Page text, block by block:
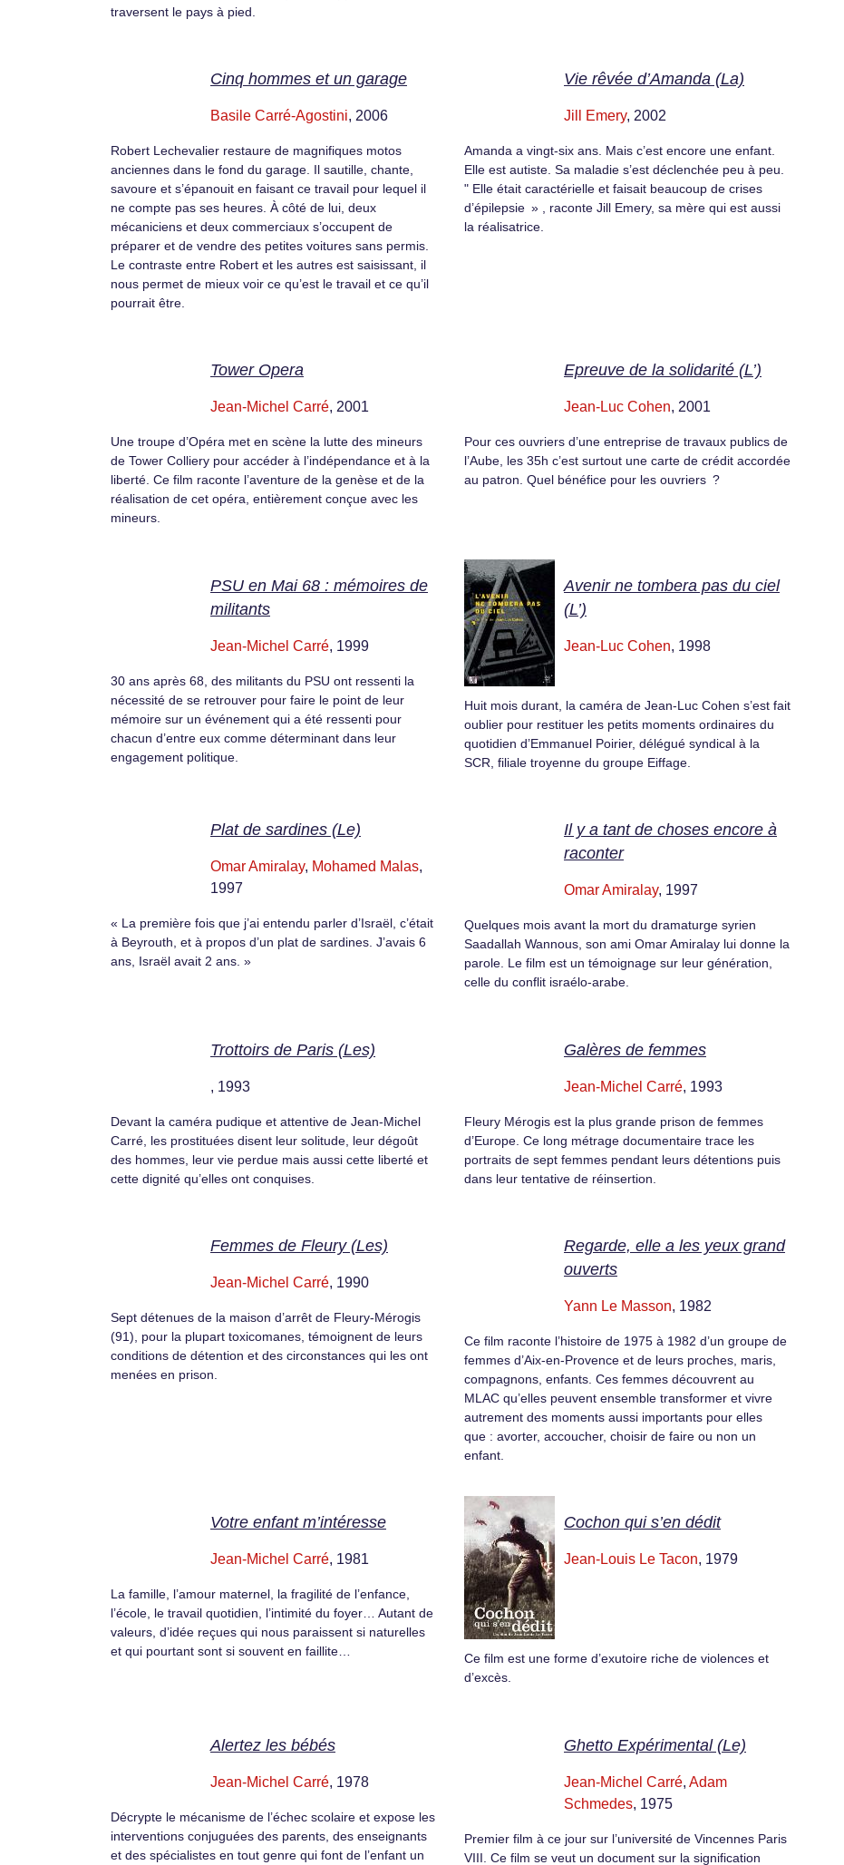
traversent le pays à pied.
Cinq hommes et un garage
Basile Carré-Agostini, 2006
Robert Lechevalier restaure de magnifiques motos
anciennes dans le fond du garage. Il sautille, chante,
savoure et s’épanouit en faisant ce travail pour lequel il
ne compte pas ses heures. À côté de lui, deux
mécaniciens et deux commerciaux s’occupent de
préparer et de vendre des petites voitures sans permis.
Le contraste entre Robert et les autres est saisissant, il
nous permet de mieux voir ce qu’est le travail et ce qu’il
pourrait être.
Vie rêvée d’Amanda (La)
Jill Emery, 2002
Amanda a vingt-six ans. Mais c’est encore une enfant.
Elle est autiste. Sa maladie s’est déclenchée peu à peu.
" Elle était caractérielle et faisait beaucoup de crises
d’épilepsie » , raconte Jill Emery, sa mère qui est aussi
la réalisatrice.
Tower Opera
Jean-Michel Carré, 2001
Une troupe d’Opéra met en scène la lutte des mineurs
de Tower Colliery pour accéder à l’indépendance et à la
liberté. Ce film raconte l’aventure de la genèse et de la
réalisation de cet opéra, entièrement conçue avec les
mineurs.
Epreuve de la solidarité (L’)
Jean-Luc Cohen, 2001
Pour ces ouvriers d’une entreprise de travaux publics de
l’Aube, les 35h c’est surtout une carte de crédit accordée
au patron. Quel bénéfice pour les ouvriers ?
PSU en Mai 68 : mémoires de
militants
Jean-Michel Carré, 1999
30 ans après 68, des militants du PSU ont ressenti la
nécessité de se retrouver pour faire le point de leur
mémoire sur un événement qui a été ressenti pour
chacun d’entre eux comme déterminant dans leur
engagement politique.
Avenir ne tombera pas du ciel
(L’)
Jean-Luc Cohen, 1998
Huit mois durant, la caméra de Jean-Luc Cohen s’est fait
oublier pour restituer les petits moments ordinaires du
quotidien d’Emmanuel Poirier, délégué syndical à la
SCR, filiale troyenne du groupe Eiffage.
Plat de sardines (Le)
Omar Amiralay, Mohamed Malas,
1997
« La première fois que j’ai entendu parler d’Israël, c’était
à Beyrouth, et à propos d’un plat de sardines. J’avais 6
ans, Israël avait 2 ans. »
Il y a tant de choses encore à
raconter
Omar Amiralay, 1997
Quelques mois avant la mort du dramaturge syrien
Saadallah Wannous, son ami Omar Amiralay lui donne la
parole. Le film est un témoignage sur leur génération,
celle du conflit israélo-arabe.
Trottoirs de Paris (Les)
, 1993
Devant la caméra pudique et attentive de Jean-Michel
Carré, les prostituées disent leur solitude, leur dégoût
des hommes, leur vie perdue mais aussi cette liberté et
cette dignité qu’elles ont conquises.
Galères de femmes
Jean-Michel Carré, 1993
Fleury Mérogis est la plus grande prison de femmes
d’Europe. Ce long métrage documentaire trace les
portraits de sept femmes pendant leurs détentions puis
dans leur tentative de réinsertion.
Femmes de Fleury (Les)
Jean-Michel Carré, 1990
Sept détenues de la maison d’arrêt de Fleury-Mérogis
(91), pour la plupart toxicomanes, témoignent de leurs
conditions de détention et des circonstances qui les ont
menées en prison.
Regarde, elle a les yeux grand
ouverts
Yann Le Masson, 1982
Ce film raconte l’histoire de 1975 à 1982 d’un groupe de
femmes d’Aix-en-Provence et de leurs proches, maris,
compagnons, enfants. Ces femmes découvrent au
MLAC qu’elles peuvent ensemble transformer et vivre
autrement des moments aussi importants pour elles
que : avorter, accoucher, choisir de faire ou non un
enfant.
Votre enfant m’intéresse
Jean-Michel Carré, 1981
La famille, l’amour maternel, la fragilité de l’enfance,
l’école, le travail quotidien, l’intimité du foyer… Autant de
valeurs, d’idée reçues qui nous paraissent si naturelles
et qui pourtant sont si souvent en faillite…
Cochon qui s’en dédit
Jean-Louis Le Tacon, 1979
Ce film est une forme d’exutoire riche de violences et
d’excès.
Alertez les bébés
Jean-Michel Carré, 1978
Décrypte le mécanisme de l’échec scolaire et expose les
interventions conjuguées des parents, des enseignants
et des spécialistes en tout genre qui font de l’enfant un
Ghetto Expérimental (Le)
Jean-Michel Carré, Adam
Schmedes, 1975
Premier film à ce jour sur l’université de Vincennes Paris
VIII. Ce film se veut un document sur la signification